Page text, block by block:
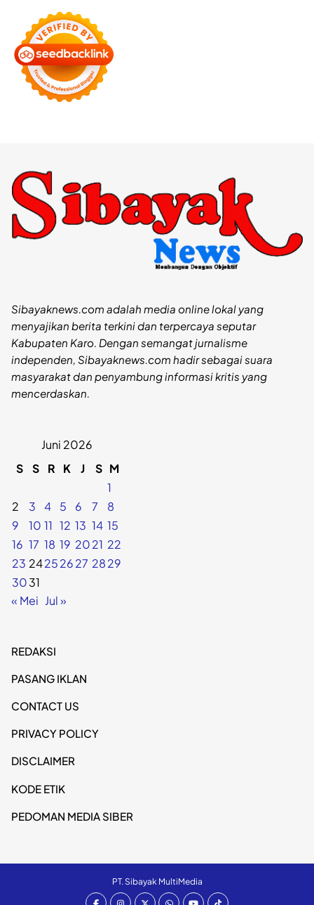
Sibayaknews.com adalah media online lokal yang
menyajikan berita terkini dan terpercaya seputar
Kabupaten Karo. Dengan semangat jurnalisme
independen, Sibayaknews.com hadir sebagai suara
masyarakat dan penyambung informasi kritis yang
mencerdaskan.
Juni 2026
S
S R K J S M
1
2
3 4 5 6 7
8
9
10 11 12 13 14 15
16 17 18 19 2021 22
23 24252627 2829
3031
« Mei Jul »
REDAKSI
PASANG IKLAN
CONTACT US
PRIVACY POLICY
DISCLAIMER
KODE ETIK
PEDOMAN MEDIA SIBER
PT. Sibayak MultiMedia